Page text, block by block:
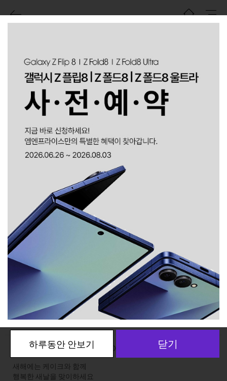
진행 이벤트 지난 이벤트 당첨자 발표
50만원상당 이하늬마스크를 드립니다
5G 휴대폰 구매시
LG G8 특별한 구매혜택
LG G8 전용케이스 무상증정
슬림,카카오프렌즈 케이스등
2019-03-22~2019-04-30
갤럭시S10 특별한가격
최대 25%할인, 갤럭시워치
내맘대로 선택하는 사은품~~
이벤트기간 2019-03-11~2019-09-30
갤럭시 A8 Star 해피뉴이어
새해에는 케이크와 함께
행복한 새날을 맞이하세요